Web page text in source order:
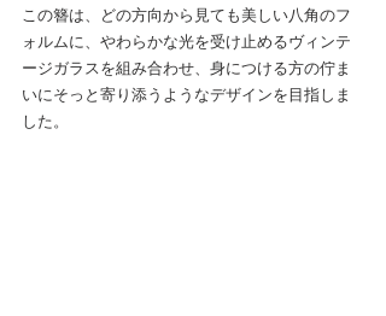
この簪は、どの方向から見ても美しい八角のフ
ォルムに、やわらかな光を受け止めるヴィンテ
ージガラスを組み合わせ、身につける方の佇ま
いにそっと寄り添うようなデザインを目指しま
した。